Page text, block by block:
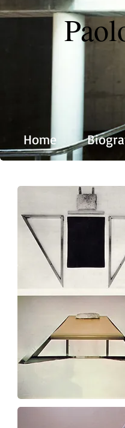
Home